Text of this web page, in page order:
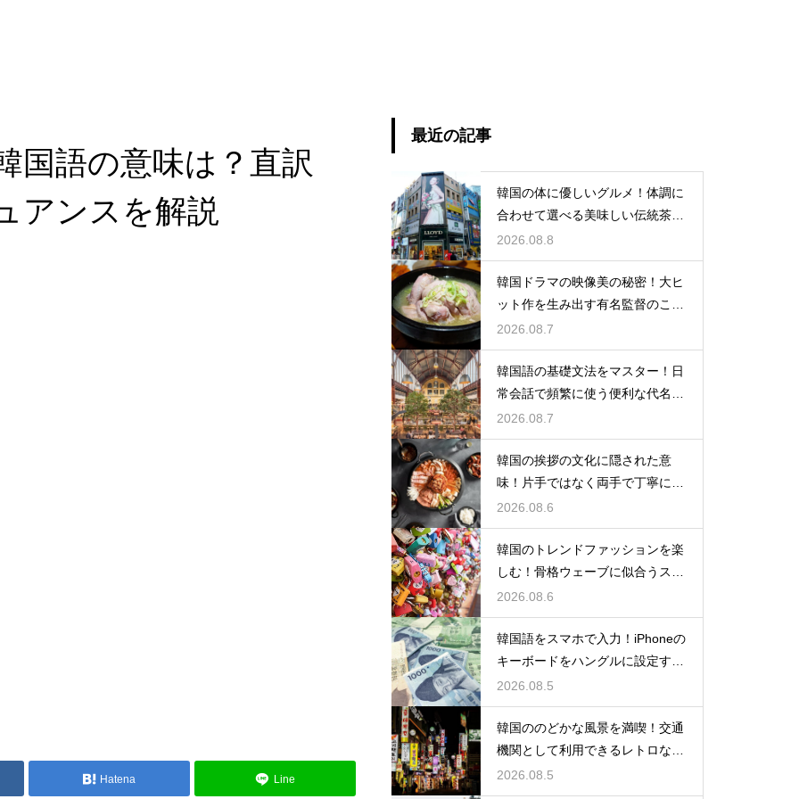
国語の意味は？直訳
アンスを解説
Hatena Line
最近の記事
韓国の体に優しいグルメ！体調に
合わせて選べる美味しい伝統茶の
驚きの効能
2026.08.8
韓国ドラマの映像美の秘密！大ヒ
ット作を生み出す有名監督のこだ
わりの特徴
2026.08.7
韓国語の基礎文法をマスター！日
常会話で頻繁に使う便利な代名詞
の一覧
2026.08.7
韓国の挨拶の文化に隠された意
味！片手ではなく両手で丁寧に握
手する理由
2026.08.6
韓国のトレンドファッションを楽
しむ！骨格ウェーブに似合うスタ
イルの特徴
2026.08.6
韓国語をスマホで入力！iPhoneの
キーボードをハングルに設定する
手順
2026.08.5
韓国ののどかな風景を満喫！交通
機関として利用できるレトロな観
光の馬車
2026.08.5